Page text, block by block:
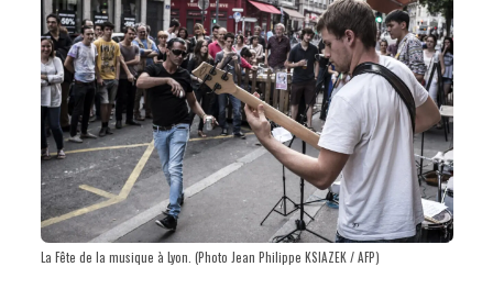
La Fête de la musique à Lyon. (Photo Jean Philippe KSIAZEK / AFP)